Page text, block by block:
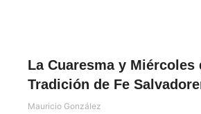
La Cuaresma y Miércoles
Tradición de Fe
Mauricio González